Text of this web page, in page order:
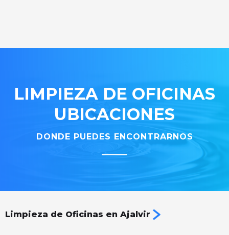
LIMPIEZA DE OFICINAS
UBICACIONES
DONDE PUEDES ENCONTRARNOS
Limpieza de Oficinas en Ajalvir